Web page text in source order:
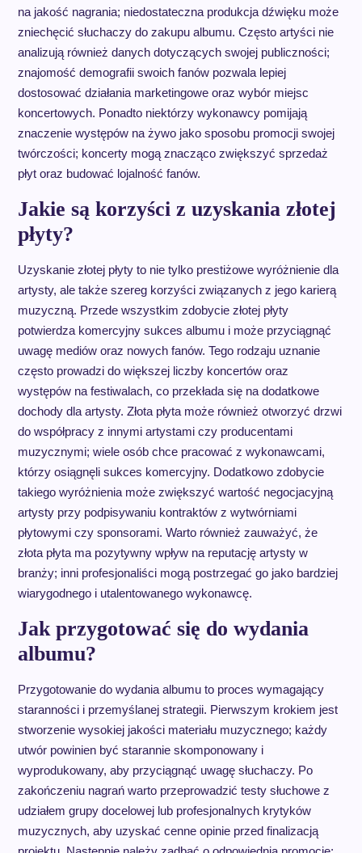
na jakość nagrania; niedostateczna produkcja dźwięku może
zniechęcić słuchaczy do zakupu albumu. Często artyści nie
analizują również danych dotyczących swojej publiczności;
znajomość demografii swoich fanów pozwala lepiej
dostosować działania marketingowe oraz wybór miejsc
koncertowych. Ponadto niektórzy wykonawcy pomijają
znaczenie występów na żywo jako sposobu promocji swojej
twórczości; koncerty mogą znacząco zwiększyć sprzedaż
płyt oraz budować lojalność fanów.
Jakie są korzyści z uzyskania złotej
płyty?
Uzyskanie złotej płyty to nie tylko prestiżowe wyróżnienie dla
artysty, ale także szereg korzyści związanych z jego karierą
muzyczną. Przede wszystkim zdobycie złotej płyty
potwierdza komercyjny sukces albumu i może przyciągnąć
uwagę mediów oraz nowych fanów. Tego rodzaju uznanie
często prowadzi do większej liczby koncertów oraz
występów na festiwalach, co przekłada się na dodatkowe
dochody dla artysty. Złota płyta może również otworzyć drzwi
do współpracy z innymi artystami czy producentami
muzycznymi; wiele osób chce pracować z wykonawcami,
którzy osiągnęli sukces komercyjny. Dodatkowo zdobycie
takiego wyróżnienia może zwiększyć wartość negocjacyjną
artysty przy podpisywaniu kontraktów z wytwórniami
płytowymi czy sponsorami. Warto również zauważyć, że
złota płyta ma pozytywny wpływ na reputację artysty w
branży; inni profesjonaliści mogą postrzegać go jako bardziej
wiarygodnego i utalentowanego wykonawcę.
Jak przygotować się do wydania
albumu?
Przygotowanie do wydania albumu to proces wymagający
staranności i przemyślanej strategii. Pierwszym krokiem jest
stworzenie wysokiej jakości materiału muzycznego; każdy
utwór powinien być starannie skomponowany i
wyprodukowany, aby przyciągnąć uwagę słuchaczy. Po
zakończeniu nagrań warto przeprowadzić testy słuchowe z
udziałem grupy docelowej lub profesjonalnych krytyków
muzycznych, aby uzyskać cenne opinie przed finalizacją